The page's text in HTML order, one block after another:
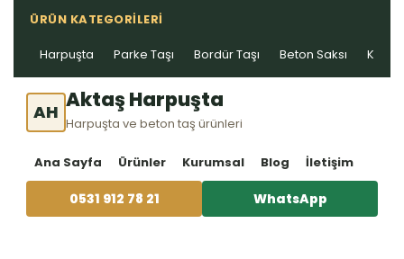
ÜRÜN KATEGORILERI
Harpuşta Parke Taşı Bordür Taşı Beton Saksı Kablo
AH Aktaş Harpuşta
Harpuşta ve beton taş ürünleri
Ana Sayfa Ürünler Kurumsal Blog İletişim
0531 912 78 21 WhatsApp